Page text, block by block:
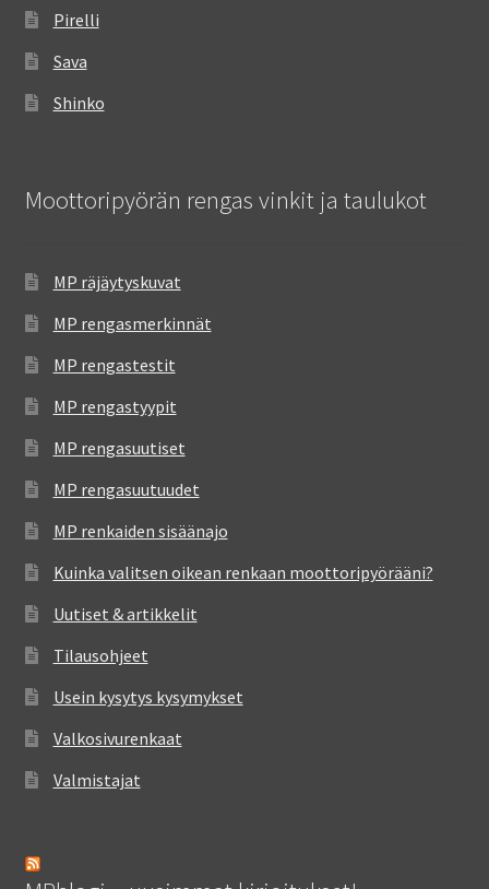
Pirelli
Sava
Shinko
Moottoripyörän rengas vinkit ja taulukot
MP räjäytyskuvat
MP rengasmerkinnät
MP rengastestit
MP rengastyypit
MP rengasuutiset
MP rengasuutuudet
MP renkaiden sisäänajo
Kuinka valitsen oikean renkaan moottoripyörääni?
Uutiset & artikkelit
Tilausohjeet
Usein kysytys kysymykset
Valkosivurenkaat
Valmistajat